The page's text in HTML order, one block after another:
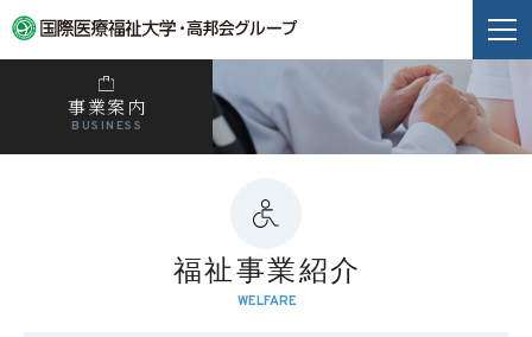
事業案内
BUSINESS
福祉事業紹介
WELFARE